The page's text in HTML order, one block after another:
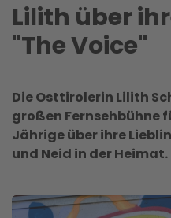
Lilith über
"The Voice"
Die Osttirolerin Lilith
großen Fernsehbühne
Jährige über ihre
und Neid in der Heimat.